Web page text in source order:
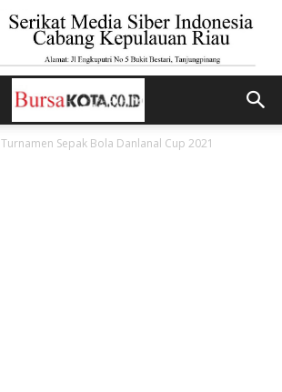
Turnamen Sepak Bola Danlanal Cup 2021